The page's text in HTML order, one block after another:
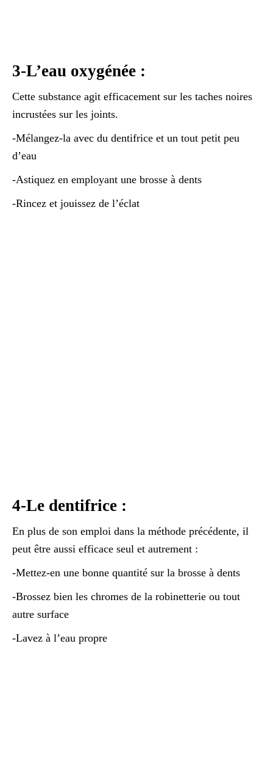
3-L’eau oxygénée :
Cette substance agit efficacement sur les taches noires
incrustées sur les joints.
-Mélangez-la avec du dentifrice et un tout petit peu
d’eau
-Astiquez en employant une brosse à dents
-Rincez et jouissez de l’éclat
4-Le dentifrice :
En plus de son emploi dans la méthode précédente, il
peut être aussi efficace seul et autrement :
-Mettez-en une bonne quantité sur la brosse à dents
-Brossez bien les chromes de la robinetterie ou tout
autre surface
-Lavez à l’eau propre